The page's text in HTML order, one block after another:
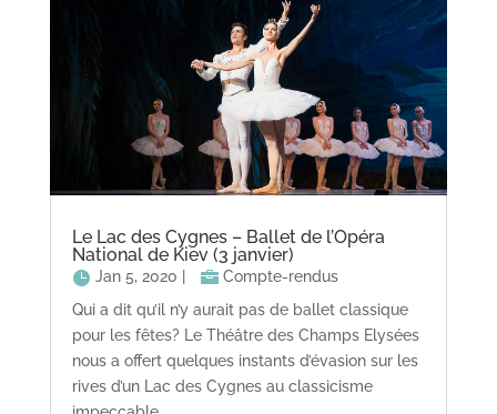
Le Lac des Cygnes – Ballet de l’Opéra
National de Kiev (3 janvier)
Jan 5, 2020
Compte-rendus
Qui a dit qu’il n’y aurait pas de ballet classique
pour les fêtes? Le Théâtre des Champs Elysées
nous a offert quelques instants d’évasion sur les
rives d’un Lac des Cygnes au classicisme